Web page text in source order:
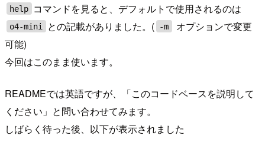
help コマンドを見ると、デフォルトで使用されるのは
o4-mini との記載がありました。( -m
オプションで変更
可能)
今回はこのまま使います。
READMEでは英語ですが、「このコードベースを説明して
ください」と問い合わせてみます。
しばらく待った後、以下が表示されました